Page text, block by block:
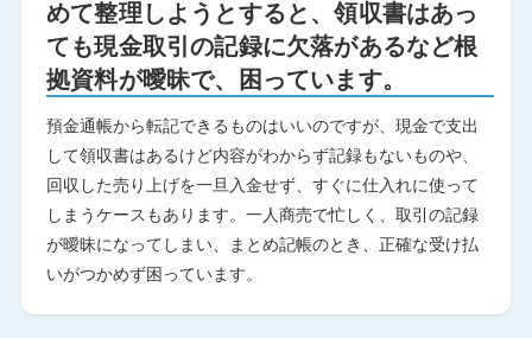
めて整理しようとすると、領収書はあっ
ても現金取引の記録に欠落があるなど根
拠資料が曖昧で、困っています。
預金通帳から転記できるものはいいのですが、現金で支出
して領収書はあるけど内容がわからず記録もないものや、
回収した売り上げを一旦入金せず、すぐに仕入れに使って
しまうケースもあります。一人商売で忙しく、取引の記録
が曖昧になってしまい、まとめ記帳のとき、正確な受け払
いがつかめず困っています。